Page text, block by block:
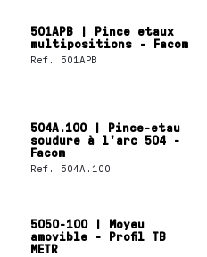
501APB | Pince etaux
multipositions - Facom
Ref. 501APB
504A.100 | Pince-etau
soudure à l'arc 504 -
Facom
Ref. 504A.100
5050-100 | Moyeu
amovible - Profil TB
METR